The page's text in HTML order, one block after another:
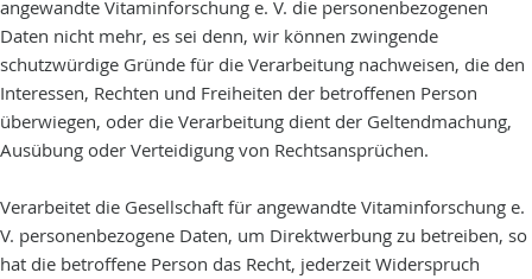
angewandte Vitaminforschung e. V. die personenbezogenen
Daten nicht mehr, es sei denn, wir können zwingende
schutzwürdige Gründe für die Verarbeitung nachweisen, die den
Interessen, Rechten und Freiheiten der betroffenen Person
überwiegen, oder die Verarbeitung dient der Geltendmachung,
Ausübung oder Verteidigung von Rechtsansprüchen.
Verarbeitet die Gesellschaft für angewandte Vitaminforschung e.
V. personenbezogene Daten, um Direktwerbung zu betreiben, so
hat die betroffene Person das Recht, jederzeit Widerspruch